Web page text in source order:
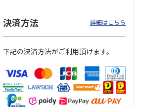
決済方法 詳細はこちら
下記の決済方法がご利用頂けます。